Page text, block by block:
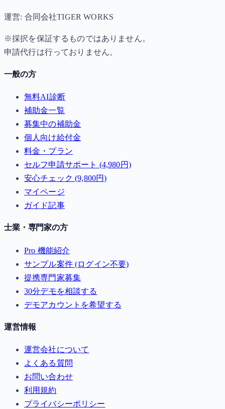
運営: 合同会社TIGER WORKS
※採択を保証するものではありません。
申請代行は行っておりません。
一般の方
無料AI診断
補助金一覧
募集中の補助金
個人向け給付金
料金・プラン
セルフ申請サポート (4,980円)
安心チェック (9,800円)
マイページ
ガイド記事
士業・専門家の方
Pro 機能紹介
サンプル案件 (ログイン不要)
提携専門家募集
30分デモを相談する
デモアカウントを希望する
運営情報
運営会社について
よくある質問
お問い合わせ
利用規約
プライバシーポリシー